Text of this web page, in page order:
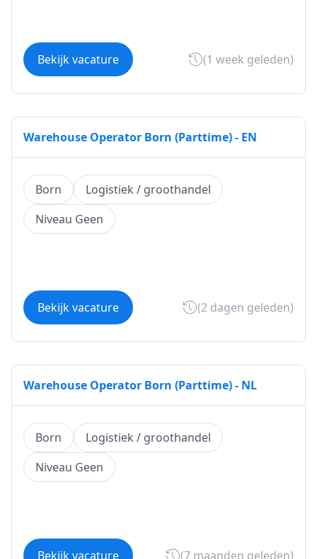
Bekijk vacature (1 week geleden)
Warehouse Operator Born (Parttime) - EN
Born
Logistiek / groothandel
Niveau Geen
Bekijk vacature (2 dagen geleden)
Warehouse Operator Born (Parttime) - NL
Born
Logistiek / groothandel
Niveau Geen
Bekijk vacature (7 maanden geleden)